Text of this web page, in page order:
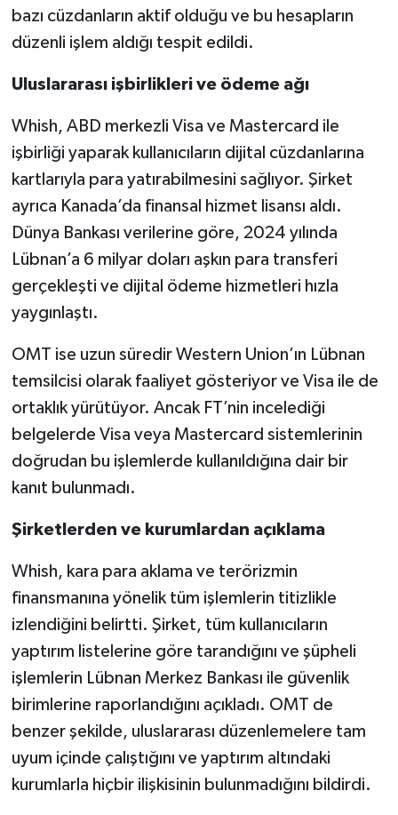
bazı cüzdanların aktif olduğu ve bu hesapların
düzenli işlem aldığı tespit edildi.
Uluslararası işbirlikleri ve ödeme ağı
Whish, ABD merkezli Visa ve Mastercard ile
işbirliği yaparak kullanıcıların dijital cüzdanlarına
kartlarıyla para yatırabilmesini sağlıyor. Şirket
ayrıca Kanada’da finansal hizmet lisansı aldı.
Dünya Bankası verilerine göre, 2024 yılında
Lübnan’a 6 milyar doları aşkın para transferi
gerçekleşti ve dijital ödeme hizmetleri hızla
yaygınlaştı.
OMT ise uzun süredir Western Union’ın Lübnan
temsilcisi olarak faaliyet gösteriyor ve Visa ile de
ortaklık yürütüyor. Ancak FT’nin incelediği
belgelerde Visa veya Mastercard sistemlerinin
doğrudan bu işlemlerde kullanıldığına dair bir
kanıt bulunmadı.
Şirketlerden ve kurumlardan açıklama
Whish, kara para aklama ve terörizmin
finansmanına yönelik tüm işlemlerin titizlikle
izlendiğini belirtti. Şirket, tüm kullanıcıların
yaptırım listelerine göre tarandığını ve şüpheli
işlemlerin Lübnan Merkez Bankası ile güvenlik
birimlerine raporlandığını açıkladı. OMT de
benzer şekilde, uluslararası düzenlemelere tam
uyum içinde çalıştığını ve yaptırım altındaki
kurumlarla hiçbir ilişkisinin bulunmadığını bildirdi.